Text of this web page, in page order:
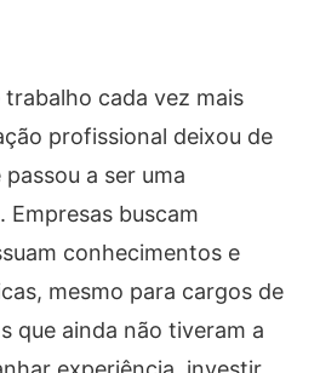
cada vez mais
profissional deixou de
a ser uma
Empresas buscam
conhecimentos e
mesmo para cargos de
que ainda não tiveram a